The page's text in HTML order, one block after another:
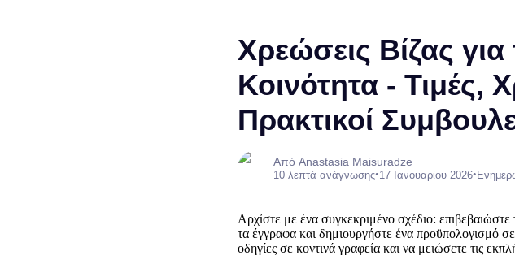
Χρεώσεις Βίζας
Κοινότητα - Τιμές,
Πρακτικοί
Από Anastasia Maisuradze
10 λεπτά ανάγνωσης•17 Ιανουαρίου 2026•
Αρχίστε με ένα συγκεκριμένο σχέδιο:
τα έγγραφα και δημιουργήστε ένα προϋπολογισμό
οδηγίες σε κοντινά γραφεία και να μειώσετε τις